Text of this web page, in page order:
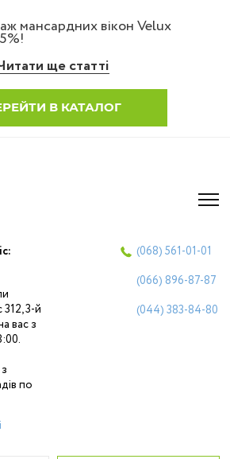
мансардних вікон Velux
ще статті
В КАТАЛОГ
312, 3-й
вас з
по
(068) 561-01-01
(066) 896-87-87
(044) 383-84-80